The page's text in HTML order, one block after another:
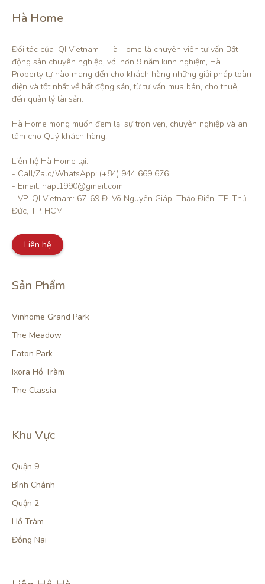
Hà Home
Đối tác của IQI Vietnam - Hà Home là chuyên viên tư vấn Bất
động sản chuyên nghiệp, với hơn 9 năm kinh nghiệm, Hà
Property tự hào mang đến cho khách hàng những giải pháp toàn
diện và tốt nhất về bất động sản, từ tư vấn mua bán, cho thuê,
đến quản lý tài sản.
Hà Home mong muốn đem lại sự trọn vẹn, chuyên nghiệp và an
tâm cho Quý khách hàng.
Liên hệ Hà Home tại:
- Call/Zalo/WhatsApp: (+84) 944 669 676
- Email: hapt1990@gmail.com
- VP IQI Vietnam: 67-69 Đ. Võ Nguyên Giáp, Thảo Điền, TP. Thủ
Đức, TP. HCM
Liên hệ
Sản Phẩm
Vinhome Grand Park
The Meadow
Eaton Park
Ixora Hồ Tràm
The Classia
Khu Vực
Quận 9
Bình Chánh
Quận 2
Hồ Tràm
Đồng Nai